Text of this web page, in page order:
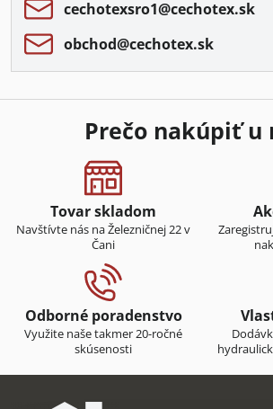
cechotexsro1​@cechotex​.sk
obchod​@cechotex​.sk
Prečo nakúpiť u
Tovar skladom
Navštívte nás na Železničnej 22 v
Čani
Odborné poradenstvo
Využite naše takmer 20-ročné
skúsenosti